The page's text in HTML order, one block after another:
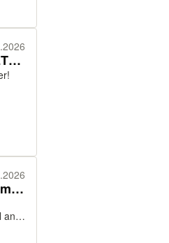
Lagerware Trapezblech HOLZOPTIK 20-154 WAND BETULA Länge: 2 - 5 m
Lagerware Trapezblech 17 136 WAND Silber Länge: 3 m REDUZIERT
an